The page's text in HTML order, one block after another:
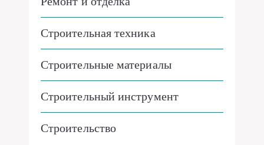
Строительная техника
Строительные материалы
Строительный инструмент
Строительство